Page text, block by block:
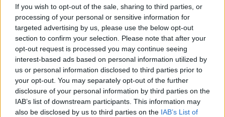
If you wish to opt-out of the sale, sharing to third parties, or
processing of your personal or sensitive information for
targeted advertising by us, please use the below opt-out
section to confirm your selection. Please note that after your
opt-out request is processed you may continue seeing
interest-based ads based on personal information utilized by
us or personal information disclosed to third parties prior to
your opt-out. You may separately opt-out of the further
disclosure of your personal information by third parties on the
IAB’s list of downstream participants. This information may
also be disclosed by us to third parties on the IAB’s List of
O
D
A
G
O R D
A
G
R A D
O
A
D O R
A
A
R A D
O
G
R A D
A
A
G O R
A